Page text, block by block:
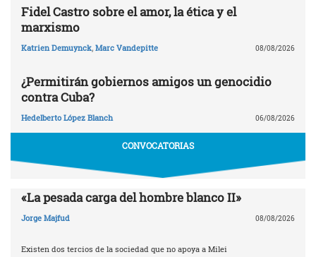
Fidel Castro sobre el amor, la ética y el
marxismo
Katrien Demuynck, Marc Vandepitte 08/08/2026
¿Permitirán gobiernos amigos un genocidio
contra Cuba?
Hedelberto López Blanch 06/08/2026
CONVOCATORIAS
«La pesada carga del hombre blanco II»
Jorge Majfud 08/08/2026
Existen dos tercios de la sociedad que no apoya a Milei